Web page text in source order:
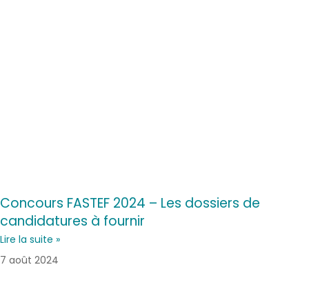
Concours FASTEF 2024 – Les dossiers de
candidatures à fournir
Lire la suite »
7 août 2024